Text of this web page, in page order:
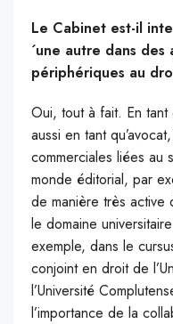
Le Cabinet est-il
´une autre dans des
périphériques au
Oui, tout à fait. En
aussi en tant
commerciales liées au
monde éditorial, par
de manière très active
le domaine
exemple, dans le
conjoint en droit de
l’Université
l’importance de la